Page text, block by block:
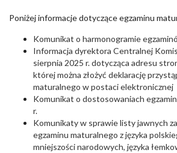
Poniżej informacje dotyczące egzaminu
Komunikat o harmonogramie
Informacja dyrektora Centralnej
sierpnia 2025 r. dotycząca adresu
której można złożyć deklarację
maturalnego w postaci elektronicznej
Komunikat o dostosowaniach
r.
Komunikaty w sprawie listy jawnych
egzaminu maturalnego z języka
mniejszości narodowych, języka